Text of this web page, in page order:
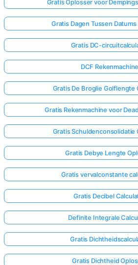
Gratis Oplosser voor
Gratis Dagen Tussen
Gratis DC-
DCF Rekenmachine
Gratis De Broglie Golflengte
Gratis Rekenmachine voor
Gratis Schuldenconsolidatie
Gratis Debye Lengte
Gratis vervalconstante
Gratis Decibel
Definite Integrale
Gratis
Gratis Dichtheid